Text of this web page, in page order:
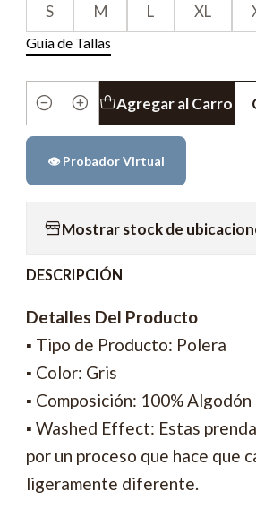
S M L XL
Guía de Tallas
Cantidad
Agregar al Carro
👁️ Probador Virtual
Mostrar stock de
DESCRIPCIÓN
Detalles Del Producto
▪ Tipo de Producto: Polera
▪ Color: Gris
▪ Composición: 100% Algodón
▪ Washed Effect: Estas
por un proceso que hace que
ligeramente diferente.